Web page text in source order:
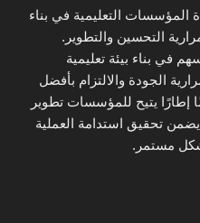
التعليمية في بناء
التحسين والتطوير.
في بناء بيئة تعليمية
الجودة والالتزام بأفضل
إطارًا يتيح للمؤسسات تطوير
تحقيق استدامة العملية
مستمر.